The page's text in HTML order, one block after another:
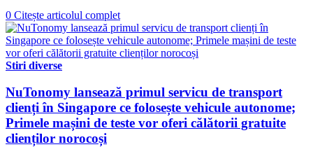
0 Citește articolul complet
Stiri diverse
NuTonomy lansează primul servicu de transport
clienți în Singapore ce folosește vehicule autonome;
Primele mașini de teste vor oferi călătorii gratuite
clienților norocoși